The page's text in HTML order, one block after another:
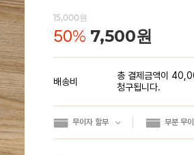
15,000원
50% 7,500원
배송비
총 결제금액이
청구됩니다.
무이자 할부 부분 무